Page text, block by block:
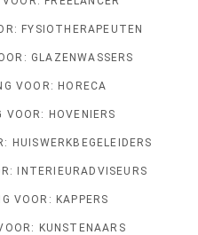
FYSIOTHERAPEUTEN
GLAZENWASSERS
VOOR: HORECA
VOOR: HOVENIERS
HUISWERKBEGELEIDERS
INTERIEURADVISEURS
VOOR: KAPPERS
KUNSTENAARS